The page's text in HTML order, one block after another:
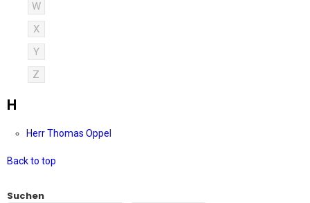
W
X
Y
Z
H
Herr Thomas Oppel
Back to top
Suchen